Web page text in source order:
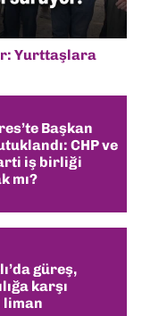
Yurttaşlara
Başkan
CHP ve
iş birliği
mı?
güreş,
karşı
liman